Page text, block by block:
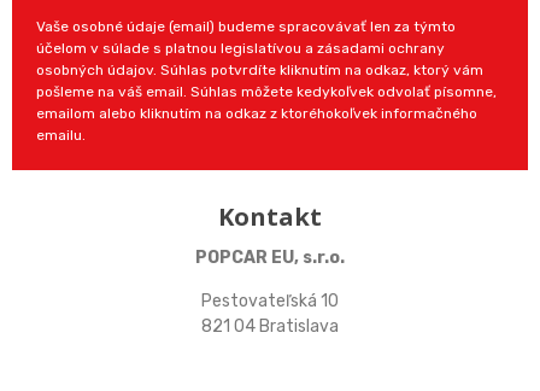
Vaše osobné údaje (email) budeme spracovávať len za týmto
účelom v súlade s platnou legislatívou a zásadami ochrany
osobných údajov. Súhlas potvrdíte kliknutím na odkaz, ktorý vám
pošleme na váš email. Súhlas môžete kedykoľvek odvolať písomne,
emailom alebo kliknutím na odkaz z ktoréhokoľvek informačného
emailu.
Kontakt
POPCAR EU, s.r.o.
Pestovateľská 10
821 04 Bratislava